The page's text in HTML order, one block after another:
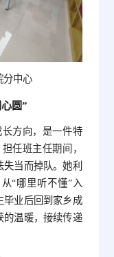
分中心
圆”
方向，是一件特
任班主任期间，
当而掉队。她利
“哪里听不懂”入
毕业后回到家乡成
的温暖，接续传递